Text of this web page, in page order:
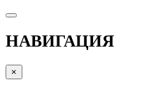
НАВИГАЦИЯ
×